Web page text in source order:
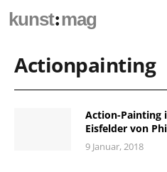
kunst:mag
Actionpainting
Action-Painting
Eisfelder von
9 Januar, 2018